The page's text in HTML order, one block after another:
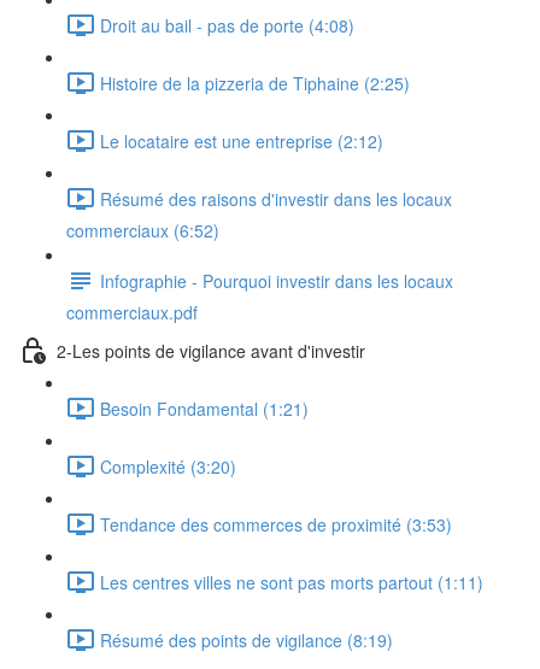
Droit au bail - pas de porte (4:08)
Histoire de la pizzeria de Tiphaine (2:25)
Le locataire est une entreprise (2:12)
Résumé des raisons d'investir dans les locaux
commerciaux (6:52)
Infographie - Pourquoi investir dans les locaux
commerciaux.pdf
2-Les points de vigilance avant d'investir
Besoin Fondamental (1:21)
Complexité (3:20)
Tendance des commerces de proximité (3:53)
Les centres villes ne sont pas morts partout (1:11)
Résumé des points de vigilance (8:19)